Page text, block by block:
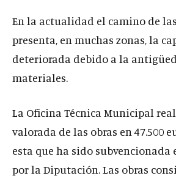
En la actualidad el camino de
presenta, en muchas zonas, la
deteriorada debido a la
materiales.
La Oficina Técnica Municipal
valorada de las obras en 47.500
esta que ha sido
por la Diputación. Las obras